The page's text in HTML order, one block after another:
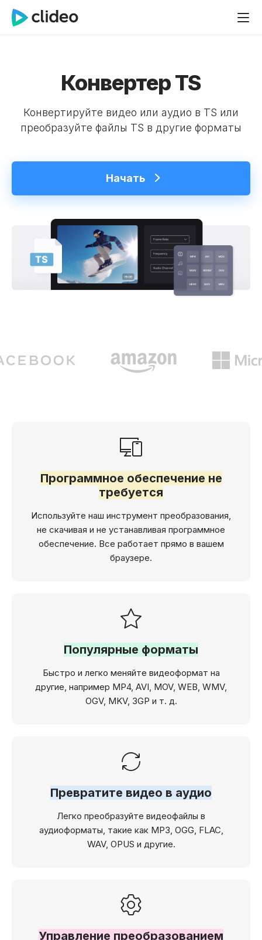
Конвертер TS
Конвертируйте видео или аудио в TS или
преобразуйте файлы TS в другие форматы
Начать
Программное обеспечение не
требуется
Используйте наш инструмент преобразования,
не скачивая и не устанавливая программное
обеспечение. Все работает прямо в вашем
браузере.
Популярные форматы
Быстро и легко меняйте видеоформат на
другие, например MP4, AVI, MOV, WEB, WMV,
OGV, MKV, 3GP и т. д.
Превратите видео в аудио
Легко преобразуйте видеофайлы в
аудиоформаты, такие как MP3, OGG, FLAC,
WAV, OPUS и другие.
Управление преобразованием